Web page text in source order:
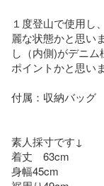
１度登山で使用し
麗な状態かと思い
し（内側)がデニ
ポイントかと思いま
付属：収納バッグ
素人採寸です↓
着丈　63cm
身幅45cm